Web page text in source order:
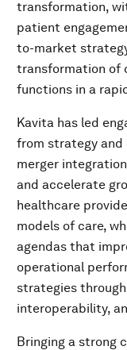
transformation,
patient
to-market
transformation of
functions in a
Kavita has led
from strategy and
merger
and accelerate
healthcare
models of care,
agendas that
operational
strategies
interoperability,
Bringing a strong